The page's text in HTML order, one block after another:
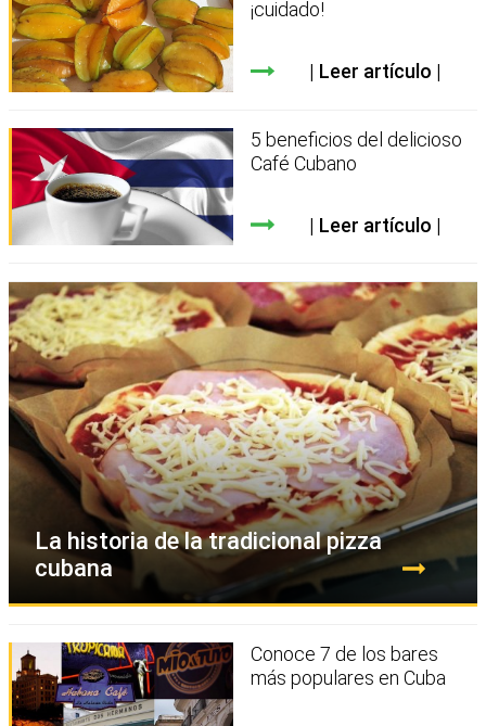
¡cuidado!
Leer artículo
5 beneficios del delicioso
Café Cubano
Leer artículo
La historia de la tradicional pizza
cubana
Conoce 7 de los bares
más populares en Cuba